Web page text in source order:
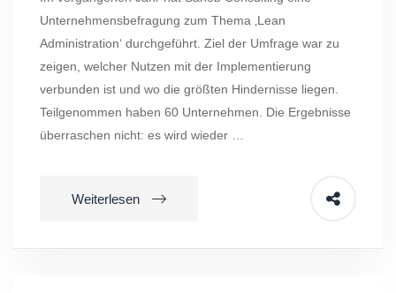
Unternehmensbefragung zum Thema ‚Lean
Administration‘ durchgeführt. Ziel der Umfrage war zu
zeigen, welcher Nutzen mit der Implementierung
verbunden ist und wo die größten Hindernisse liegen.
Teilgenommen haben 60 Unternehmen. Die Ergebnisse
überraschen nicht: es wird wieder …
Weiterlesen